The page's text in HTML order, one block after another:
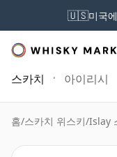
🇺🇸미국
스카치 아이리시
홈/스카치 위스키/Islay